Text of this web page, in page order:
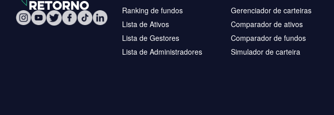
Ranking de fundos
Lista de Ativos
Lista de Gestores
Lista de Administradores
Gerenciador de carteiras
Comparador de ativos
Comparador de fundos
Simulador de carteira